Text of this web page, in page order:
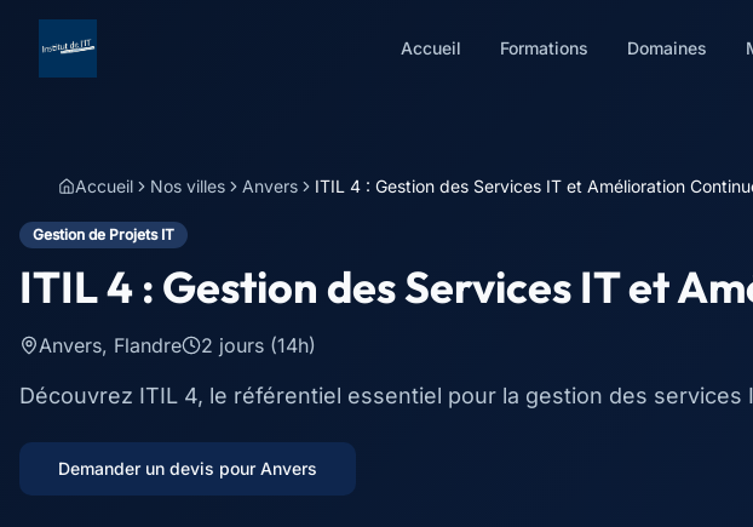
Accueil Formations Domaines
Accueil Nos villes Anvers ITIL 4 : Gestion des Services IT et Amélioration
Gestion de Projets IT
ITIL 4 : Gestion des Services IT et
Anvers, Flandre 2 jours (14h)
Découvrez ITIL 4, le référentiel essentiel pour la gestion des
Demander un devis pour Anvers